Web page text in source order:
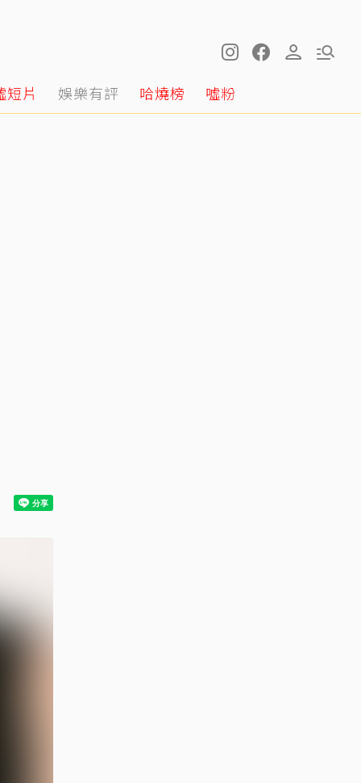
短片 娛樂有評 哈燒榜 噓粉